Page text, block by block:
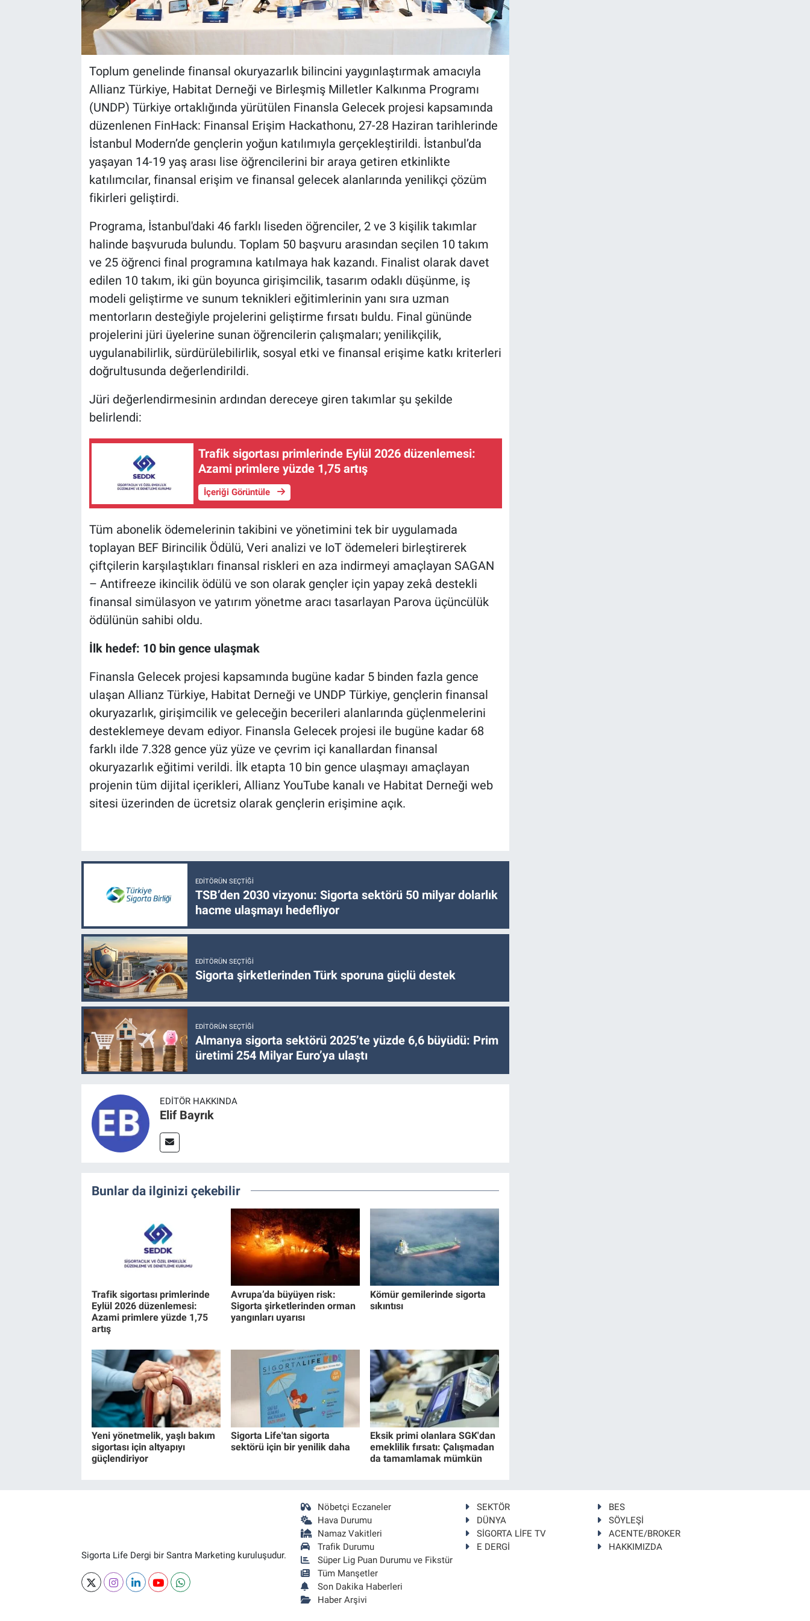
Toplum genelinde finansal okuryazarlık bilincini yaygınlaştırmak amacıyla
Allianz Türkiye, Habitat Derneği ve Birleşmiş Milletler Kalkınma Programı
(UNDP) Türkiye ortaklığında yürütülen Finansla Gelecek projesi kapsamında
düzenlenen FinHack: Finansal Erişim Hackathonu, 27-28 Haziran tarihlerinde
İstanbul Modern’de gençlerin yoğun katılımıyla gerçekleştirildi. İstanbul’da
yaşayan 14-19 yaş arası lise öğrencilerini bir araya getiren etkinlikte
katılımcılar, finansal erişim ve finansal gelecek alanlarında yenilikçi çözüm
fikirleri geliştirdi.
Programa, İstanbul'daki 46 farklı liseden öğrenciler, 2 ve 3 kişilik takımlar
halinde başvuruda bulundu. Toplam 50 başvuru arasından seçilen 10 takım
ve 25 öğrenci final programına katılmaya hak kazandı. Finalist olarak davet
edilen 10 takım, iki gün boyunca girişimcilik, tasarım odaklı düşünme, iş
modeli geliştirme ve sunum teknikleri eğitimlerinin yanı sıra uzman
mentorların desteğiyle projelerini geliştirme fırsatı buldu. Final gününde
projelerini jüri üyelerine sunan öğrencilerin çalışmaları; yenilikçilik,
uygulanabilirlik, sürdürülebilirlik, sosyal etki ve finansal erişime katkı kriterleri
doğrultusunda değerlendirildi.
Jüri değerlendirmesinin ardından dereceye giren takımlar şu şekilde
belirlendi:
Trafik sigortası primlerinde Eylül 2026 düzenlemesi:
Azami primlere yüzde 1,75 artış
İçeriği Görüntüle
Tüm abonelik ödemelerinin takibini ve yönetimini tek bir uygulamada
toplayan BEF Birincilik Ödülü, Veri analizi ve IoT ödemeleri birleştirerek
çiftçilerin karşılaştıkları finansal riskleri en aza indirmeyi amaçlayan SAGAN
– Antifreeze ikincilik ödülü ve son olarak gençler için yapay zekâ destekli
finansal simülasyon ve yatırım yönetme aracı tasarlayan Parova üçüncülük
ödülünün sahibi oldu.
İlk hedef: 10 bin gence ulaşmak
Finansla Gelecek projesi kapsamında bugüne kadar 5 binden fazla gence
ulaşan Allianz Türkiye, Habitat Derneği ve UNDP Türkiye, gençlerin finansal
okuryazarlık, girişimcilik ve geleceğin becerileri alanlarında güçlenmelerini
desteklemeye devam ediyor. Finansla Gelecek projesi ile bugüne kadar 68
farklı ilde 7.328 gence yüz yüze ve çevrim içi kanallardan finansal
okuryazarlık eğitimi verildi. İlk etapta 10 bin gence ulaşmayı amaçlayan
projenin tüm dijital içerikleri, Allianz YouTube kanalı ve Habitat Derneği web
sitesi üzerinden de ücretsiz olarak gençlerin erişimine açık.
EDITÖRÜN SEÇTIĞI
TSB’den 2030 vizyonu: Sigorta sektörü 50 milyar dolarlık
hacme ulaşmayı hedefliyor
EDITÖRÜN SEÇTIĞI
Sigorta şirketlerinden Türk sporuna güçlü destek
EDITÖRÜN SEÇTIĞI
Almanya sigorta sektörü 2025’te yüzde 6,6 büyüdü: Prim
üretimi 254 Milyar Euro’ya ulaştı
EDITÖR HAKKINDA
Elif Bayrık
Bunlar da ilginizi çekebilir
Trafik sigortası primlerinde
Eylül 2026 düzenlemesi:
Azami primlere yüzde 1,75
artış
Avrupa’da büyüyen risk:
Sigorta şirketlerinden orman
yangınları uyarısı
Kömür gemilerinde sigorta
sıkıntısı
Yeni yönetmelik, yaşlı bakım
sigortası için altyapıyı
güçlendiriyor
Sigorta Life'tan sigorta
sektörü için bir yenilik daha
Eksik primi olanlara SGK'dan
emeklilik fırsatı: Çalışmadan
da tamamlamak mümkün
Sigorta Life Dergi bir Santra Marketing kuruluşudur.
Nöbetçi Eczaneler
Hava Durumu
Namaz Vakitleri
Trafik Durumu
Süper Lig Puan Durumu ve Fikstür
Tüm Manşetler
Son Dakika Haberleri
Haber Arşivi
SEKTÖR
BES
DÜNYA
SÖYLEŞİ
SİGORTA LİFE TV
ACENTE/BROKER
E DERGİ
HAKKIMIZDA